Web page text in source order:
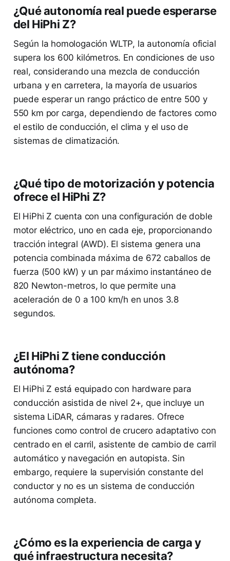
¿Qué autonomía real puede esperarse
del HiPhi Z?
Según la homologación WLTP, la autonomía oficial
supera los 600 kilómetros. En condiciones de uso
real, considerando una mezcla de conducción
urbana y en carretera, la mayoría de usuarios
puede esperar un rango práctico de entre 500 y
550 km por carga, dependiendo de factores como
el estilo de conducción, el clima y el uso de
sistemas de climatización.
¿Qué tipo de motorización y potencia
ofrece el HiPhi Z?
El HiPhi Z cuenta con una configuración de doble
motor eléctrico, uno en cada eje, proporcionando
tracción integral (AWD). El sistema genera una
potencia combinada máxima de 672 caballos de
fuerza (500 kW) y un par máximo instantáneo de
820 Newton-metros, lo que permite una
aceleración de 0 a 100 km/h en unos 3.8
segundos.
¿El HiPhi Z tiene conducción
autónoma?
El HiPhi Z está equipado con hardware para
conducción asistida de nivel 2+, que incluye un
sistema LiDAR, cámaras y radares. Ofrece
funciones como control de crucero adaptativo con
centrado en el carril, asistente de cambio de carril
automático y navegación en autopista. Sin
embargo, requiere la supervisión constante del
conductor y no es un sistema de conducción
autónoma completa.
¿Cómo es la experiencia de carga y
qué infraestructura necesita?